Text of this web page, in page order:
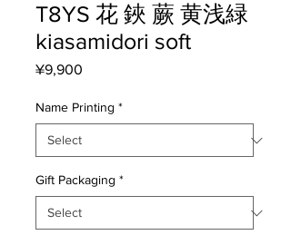
T8YS 花 鋏 蕨 黄浅緑
kiasamidori soft
¥9,900
Name Printing *
Gift Packaging *